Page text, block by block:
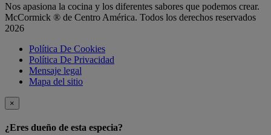
Nos apasiona la cocina y los diferentes sabores que podemos crear.
McCormick ® de Centro América. Todos los derechos reservados
2026
Política De Cookies
Política De Privacidad
Mensaje legal
Mapa del sitio
×
¿Eres dueño de esta especia?